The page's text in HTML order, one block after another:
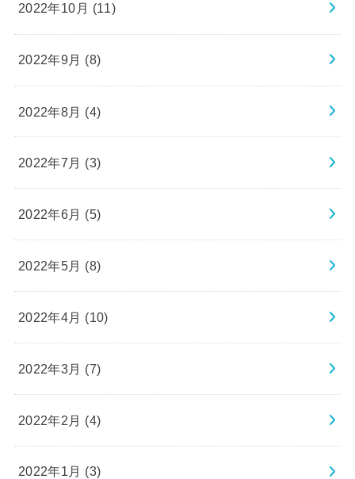
2022年10月 (11)
2022年9月 (8)
2022年8月 (4)
2022年7月 (3)
2022年6月 (5)
2022年5月 (8)
2022年4月 (10)
2022年3月 (7)
2022年2月 (4)
2022年1月 (3)